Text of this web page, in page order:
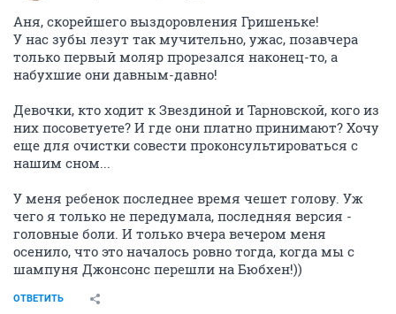
Аня, скорейшего выздоровления Гришеньке!
У нас зубы лезут так мучительно, ужас, позавчера
только первый моляр прорезался наконец-то, а
набухшие они давным-давно!
Девочки, кто ходит к Звездиной и Тарновской, кого из
них посоветуете? И где они платно принимают? Хочу
еще для очистки совести проконсультироваться с
нашим сном...
У меня ребенок последнее время чешет голову. Уж
чего я только не передумала, последняя версия -
головные боли. И только вчера вечером меня
осенило, что это началось ровно тогда, когда мы с
шампуня Джонсонс перешли на Бюбхен!))
ОТВЕТИТЬ